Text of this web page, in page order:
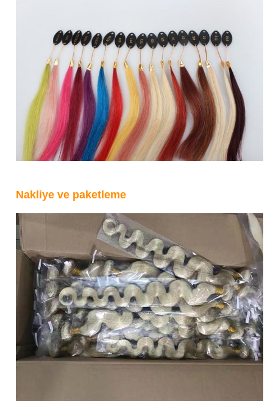
Nakliye ve paketleme